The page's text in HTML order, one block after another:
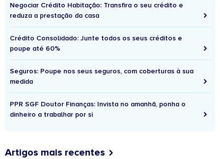
Negociar Crédito Habitação: Transfira o seu crédito e
reduza a prestação da casa
Crédito Consolidado: Junte todos os seus créditos e
poupe até 60%
Seguros: Poupe nos seus seguros, com coberturas à sua
medida
PPR SGF Doutor Finanças: Invista no amanhã, ponha o
dinheiro a trabalhar por si
Artigos mais recentes